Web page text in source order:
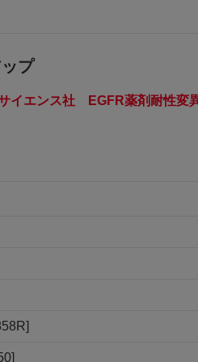
プ
イエンス社 EGFR薬剤耐性変